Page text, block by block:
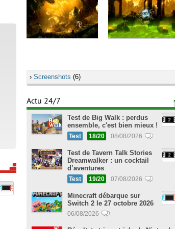
› Screenshots (6)
Actu 24/7
Test de Big Walk : perdus
ensemble, c'est bien mieux !
Test 18/20 08/08/2026
Test de Tavern Talk Stories
Dreamwalker : un cocktail
d’aventures
Test 19/20 07/08/2026
Minecraft débarque sur
Switch 2 le 27 octobre 2026
06/08/2026